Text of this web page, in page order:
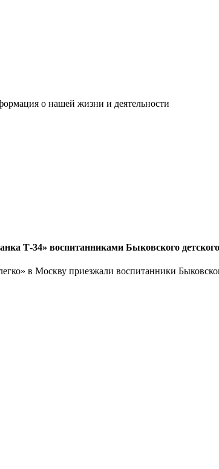
о нашей жизни и деятельности
Т-34» воспитанниками Быковского
в Москву приезжали воспитанники